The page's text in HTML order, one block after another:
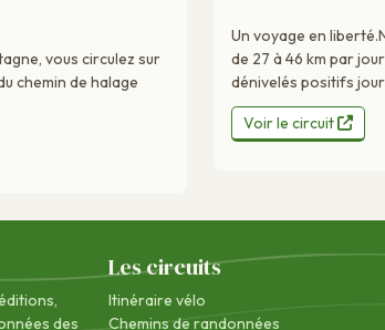
vous circulez sur
chemin de halage
Un voyage en
de 27 à 46 km par
dénivelés positifs
Voir le circuit
des
Les circuits
Itinéraire vélo
Chemins de randonnées